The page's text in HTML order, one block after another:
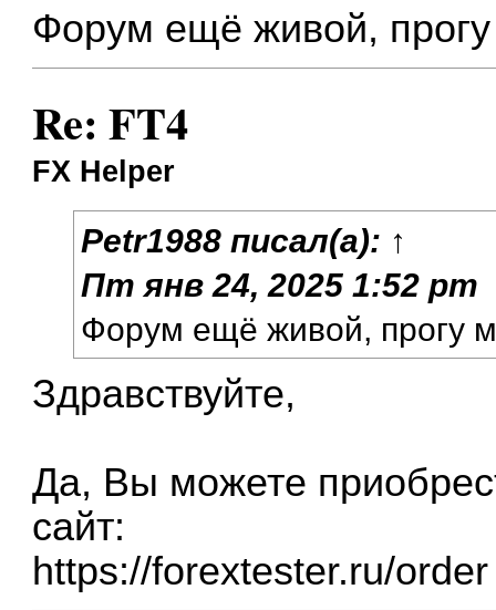
Форум ещё живой,
Re: FT4
FX Helper
Petr1988 писал(а): ↑
Пт янв 24, 2025 1:52 pm
Форум ещё живой, прогу
Здравствуйте,
Да, Вы можете
сайт:
https://forextester.ru/order